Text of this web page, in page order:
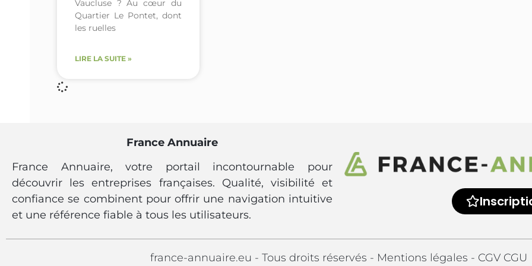
Vaucluse ? Au cœur du
Quartier Le Pontet, dont
les ruelles
LIRE LA SUITE »
France Annuaire
France Annuaire, votre portail incontournable pour
découvrir les entreprises françaises. Qualité, visibilité et
confiance se combinent pour offrir une navigation intuitive
et une référence fiable à tous les utilisateurs.
france-annuaire.eu - Tous droits réservés - Mentions légales - CGV CGU